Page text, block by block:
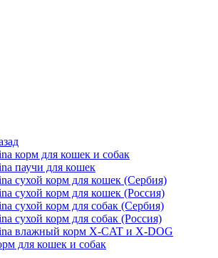
корм для кошек и собак
паучи для кошек
сухой корм для кошек (Сербия)
сухой корм для кошек (Россия)
сухой корм для собак (Сербия)
сухой корм для собак (Россия)
влажный корм X-CAT и X-DOG
для кошек и собак